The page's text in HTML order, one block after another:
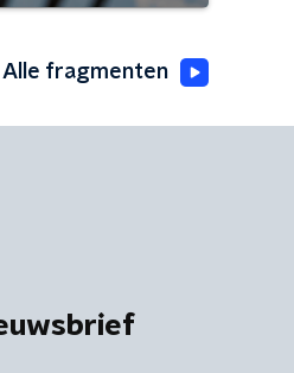
Alle fragmenten